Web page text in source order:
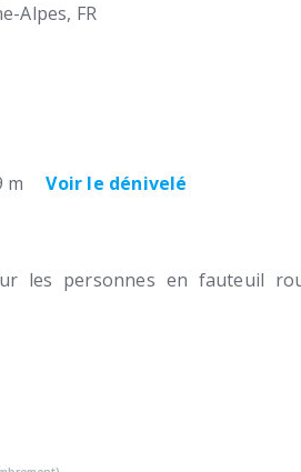
Alpes FR
m Voir le dénivelé
les personnes en fauteuil